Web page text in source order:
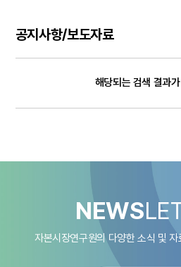
공지사항/보도자료
해당되는 검색 결과
NEWS
자본시장연구원의 다양한 소식 및 자